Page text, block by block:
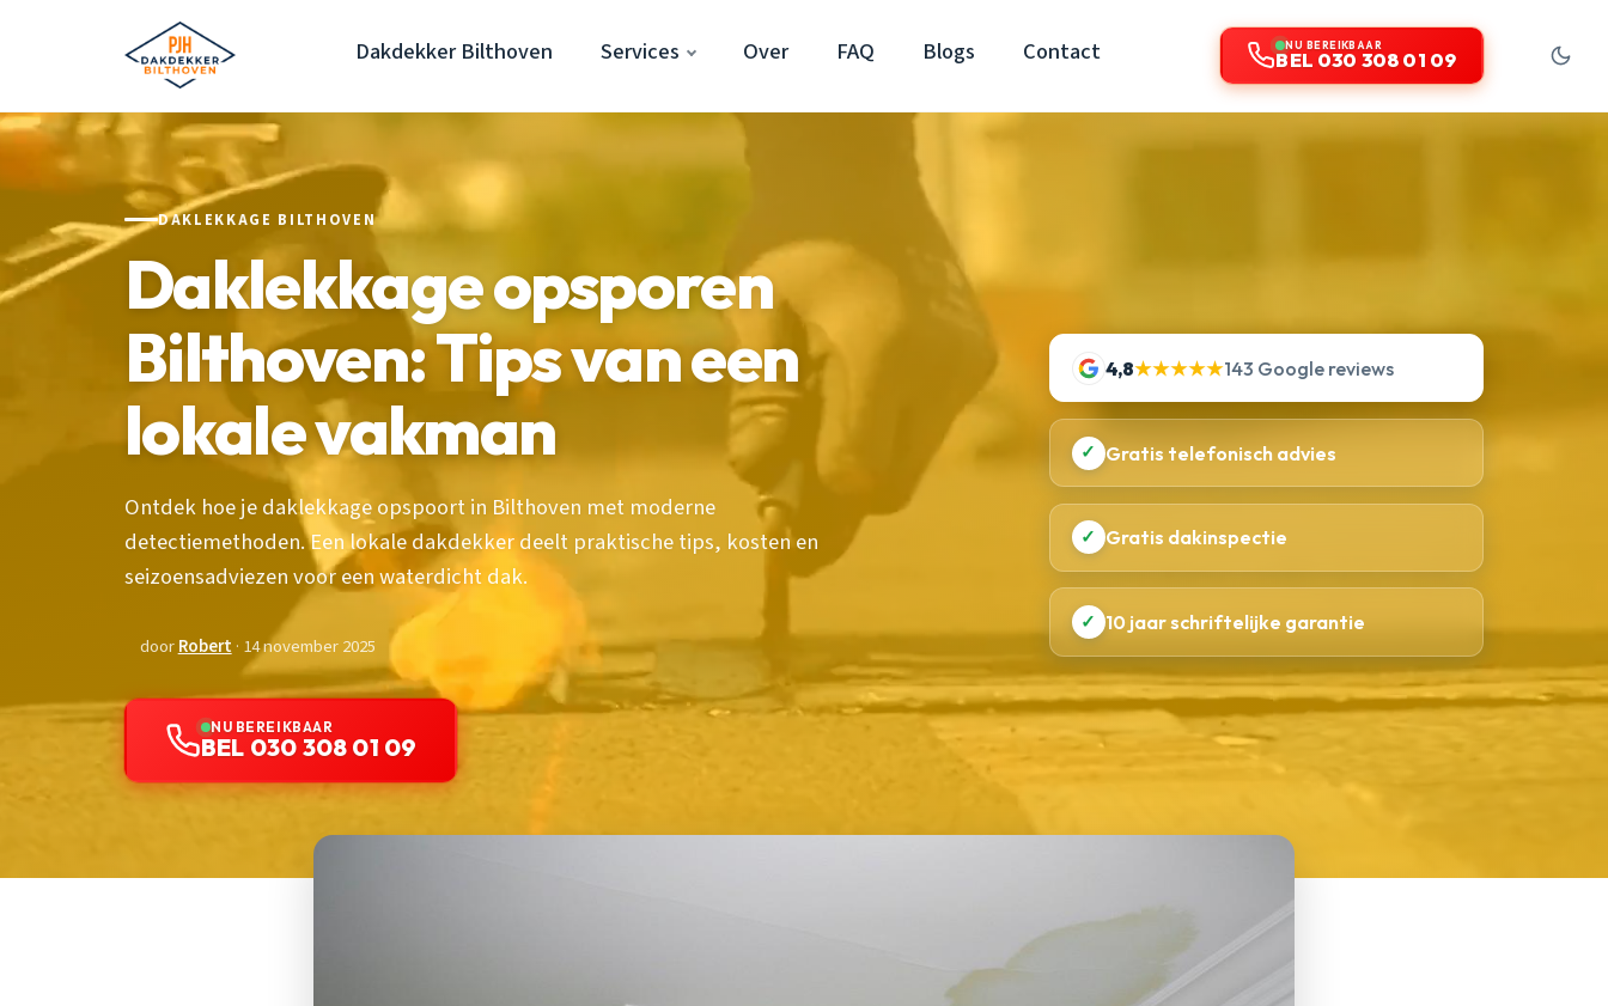
Dakdekker Bilthoven Services Over FAQ Blogs Contact NU BEREIKBAAR
BEL 030 308 01 09
DAKLEKKAGE BILTHOVEN
Daklekkage opsporen
Bilthoven: Tips van een
lokale vakman
Ontdek hoe je daklekkage opspoort in Bilthoven met moderne
detectiemethoden. Een lokale dakdekker deelt praktische tips, kosten en
seizoensadviezen voor een waterdicht dak.
doorRobert· 14 november 2025
NU BEREIKBAAR
BEL 030 308 01 09
4,8★★★★★143 Google reviews
✓ Gratis telefonisch advies
✓ Gratis dakinspectie
✓ 10 jaar schriftelijke garantie